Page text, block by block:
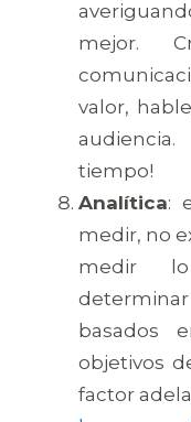
mejor.
valor,
tiempo!
Analítica:
medir, no
medir lo
determinar
basados
objetivos
factor